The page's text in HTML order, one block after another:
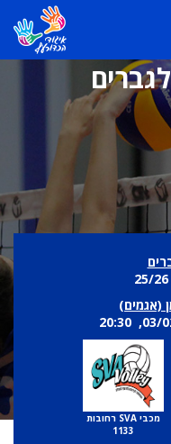
(אגמים)
מכבי SVA רחובות
1133